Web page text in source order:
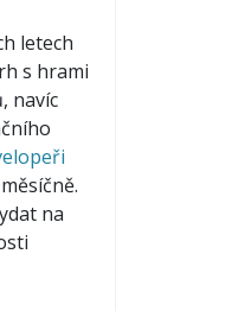
letech
s hrami
navíc
na